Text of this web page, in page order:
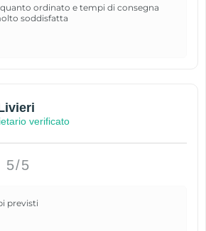
ordinato e tempi di consegna
soddisfatta
verificato
5/5
previsti